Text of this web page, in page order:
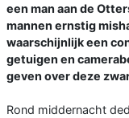
een man aan de
mannen ernstig
waarschijnlijk een
getuigen en
geven over deze
Rond middernacht